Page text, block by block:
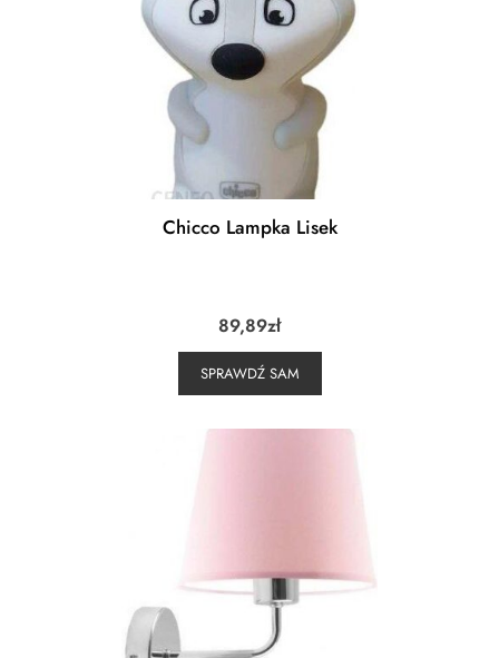
Chicco Lampka Lisek
89,89zł
SPRAWDŹ SAM